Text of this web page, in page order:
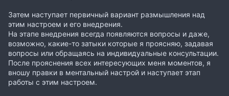
Затем наступает первичный вариант размышления над
этим настроем и его внедрения.
На этапе внедрения всегда появляются вопросы и даже,
возможно, какие-то затыки которые я проясняю, задавая
вопросы или обращаясь на индивидуальные консультации.
После прояснения всех интересующих меня моментов, я
вношу правки в ментальный настрой и наступает этап
работы с этим настроем.